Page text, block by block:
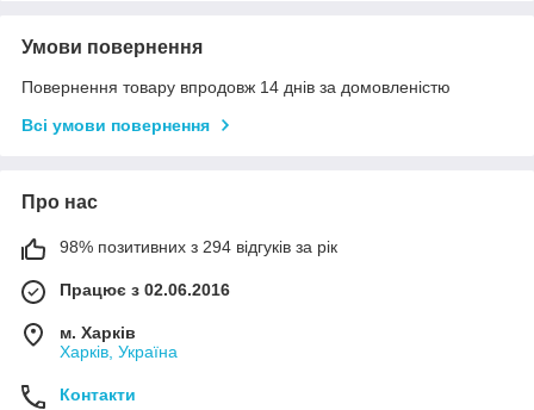
Умови повернення
Повернення товару впродовж 14 днів за домовленістю
Всі умови повернення
Про нас
98% позитивних з 294 відгуків за рік
Працює з 02.06.2016
м. Харків
Харків, Україна
Контакти